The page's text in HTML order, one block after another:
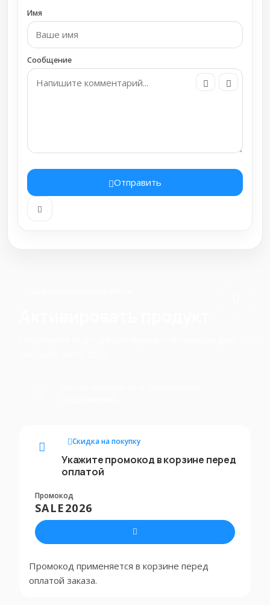
Имя
Сообщение
Отправить
Скидка на покупку
Укажите промокод в корзине перед
оплатой
Промокод
SALE2026
Промокод применяется в корзине перед
оплатой заказа.